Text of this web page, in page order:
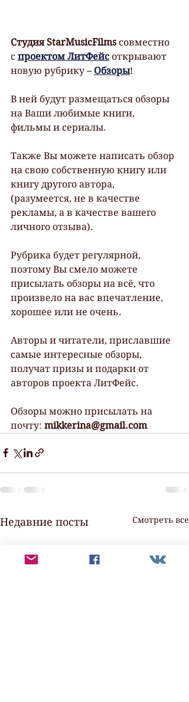
Студия StarMusicFilms совместно
с проектом ЛитФейс открывают
новую рубрику – Обзоры!
В ней будут размещаться обзоры
на Ваши любимые книги,
фильмы и сериалы.
Также Вы можете написать обзор
на свою собственную книгу или
книгу другого автора,
(разумеется, не в качестве
рекламы, а в качестве вашего
личного отзыва).
Рубрика будет регулярной,
поэтому Вы смело можете
присылать обзоры на всё, что
произвело на вас впечатление,
хорошее или не очень.
Авторы и читатели, приславшие
самые интересные обзоры,
получат призы и подарки от
авторов проекта ЛитФейс.
Обзоры можно присылать на
почту: mikkerina@gmail.com
Недавние посты Смотреть все